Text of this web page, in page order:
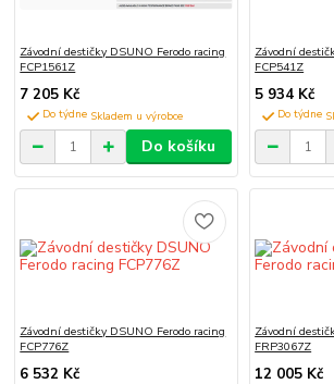
Závodní destičky DSUNO Ferodo racing
FCP1561Z
7 205 Kč
Do týdne
Do košíku
Závodní
FCP541Z
5 934 Kč
Do týdne
Závodní destičky DSUNO Ferodo racing
FCP776Z
6 532 Kč
Závodní
FRP3067Z
12 005 Kč